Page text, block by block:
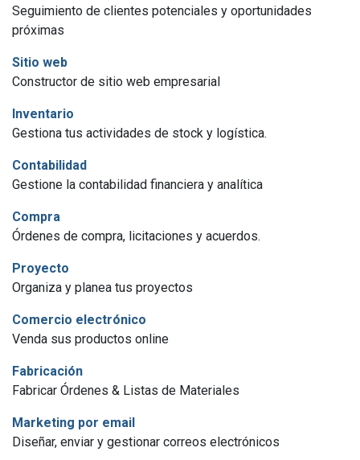
Seguimiento de clientes potenciales y oportunidades
próximas
Sitio web
Constructor de sitio web empresarial
Inventario
Gestiona tus actividades de stock y logística.
Contabilidad
Gestione la contabilidad financiera y analítica
Compra
Órdenes de compra, licitaciones y acuerdos.
Proyecto
Organiza y planea tus proyectos
Comercio electrónico
Venda sus productos online
Fabricación
Fabricar Órdenes & Listas de Materiales
Marketing por email
Diseñar, enviar y gestionar correos electrónicos